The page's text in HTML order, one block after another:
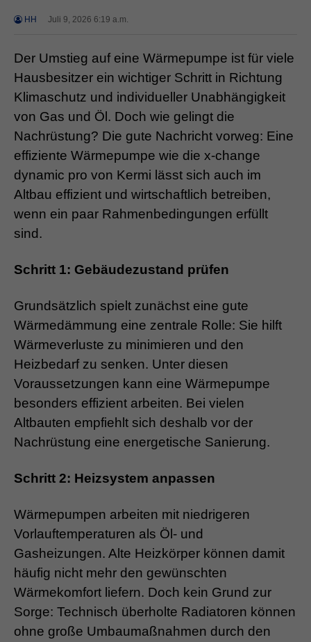
HH Juli 9, 2026 6:19 a.m.
Der Umstieg auf eine Wärmepumpe ist für viele
Hausbesitzer ein wichtiger Schritt in Richtung
Klimaschutz und individueller Unabhängigkeit
von Gas und Öl. Doch wie gelingt die
Nachrüstung? Die gute Nachricht vorweg: Eine
effiziente Wärmepumpe wie die x-change
dynamic pro von Kermi lässt sich auch im
Altbau effizient und wirtschaftlich betreiben,
wenn ein paar Rahmenbedingungen erfüllt
sind.
Schritt 1: Gebäudezustand prüfen
Grundsätzlich spielt zunächst eine gute
Wärmedämmung eine zentrale Rolle: Sie hilft
Wärmeverluste zu minimieren und den
Heizbedarf zu senken. Unter diesen
Voraussetzungen kann eine Wärmepumpe
besonders effizient arbeiten. Bei vielen
Altbauten empfiehlt sich deshalb vor der
Nachrüstung eine energetische Sanierung.
Schritt 2: Heizsystem anpassen
Wärmepumpen arbeiten mit niedrigeren
Vorlauftemperaturen als Öl- und
Gasheizungen. Alte Heizkörper können damit
häufig nicht mehr den gewünschten
Wärmekomfort liefern. Doch kein Grund zur
Sorge: Technisch überholte Radiatoren können
ohne große Umbaumaßnahmen durch den